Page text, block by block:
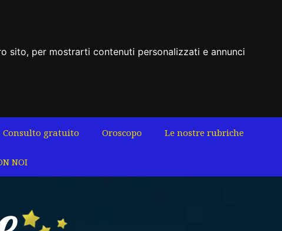
sito, per mostrarti contenuti personalizzati e annunci
Consulto gratuito Oroscopo Le nostre rubriche
NOI